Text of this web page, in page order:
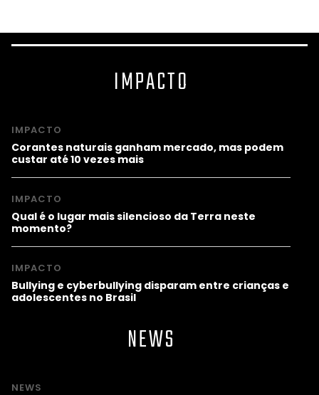
IMPACTO
IMPACTO
Corantes naturais ganham mercado, mas podem
custar até 10 vezes mais
IMPACTO
Qual é o lugar mais silencioso da Terra neste
momento?
IMPACTO
Bullying e cyberbullying disparam entre crianças e
adolescentes no Brasil
NEWS
NEWS